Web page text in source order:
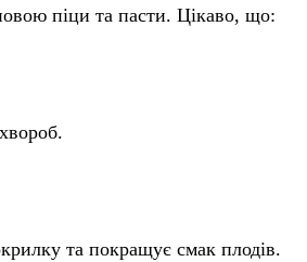
піци та пасти. Цікаво, що:
та покращує смак плодів.